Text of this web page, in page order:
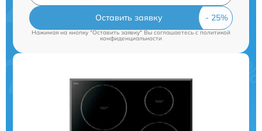
Оставить заявку
Нажимая на кнопку "Оставить заявку" Вы соглашаетесь cполитикой
конфиденциальности